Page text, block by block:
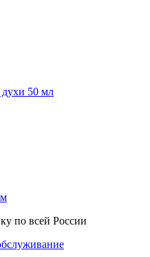
50 мл
по всей России